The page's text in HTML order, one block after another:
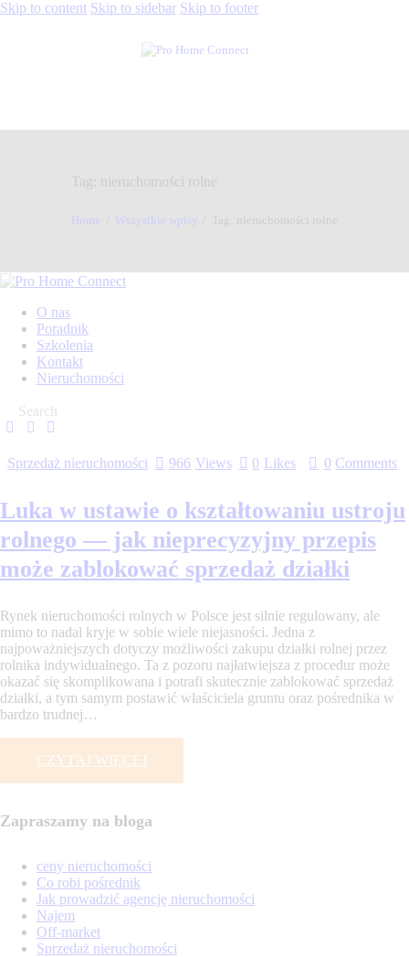
Skip to content Skip to sidebar Skip to footer
Tag: nieruchomości rolne
Home Wszystkie wpisy Tag: nieruchomości rolne
O nas
Poradnik
Szkolenia
Kontakt
Nieruchomości
Sprzedaż nieruchomości 966 Views 0 Likes 0 Comments
Luka w ustawie o kształtowaniu ustroju
rolnego — jak nieprecyzyjny przepis
może zablokować sprzedaż działki
Rynek nieruchomości rolnych w Polsce jest silnie regulowany, ale
mimo to nadal kryje w sobie wiele niejasności. Jedna z
najpoważniejszych dotyczy możliwości zakupu działki rolnej przez
rolnika indywidualnego. Ta z pozoru najłatwiejsza z procedur może
okazać się skomplikowana i potrafi skutecznie zablokować sprzedaż
działki, a tym samym postawić właściciela gruntu oraz pośrednika w
bardzo trudnej…
CZYTAJ WIĘCEJ
Zapraszamy na bloga
ceny nieruchomości
Co robi pośrednik
Jak prowadzić agencję nieruchomości
Najem
Off-market
Sprzedaż nieruchomości